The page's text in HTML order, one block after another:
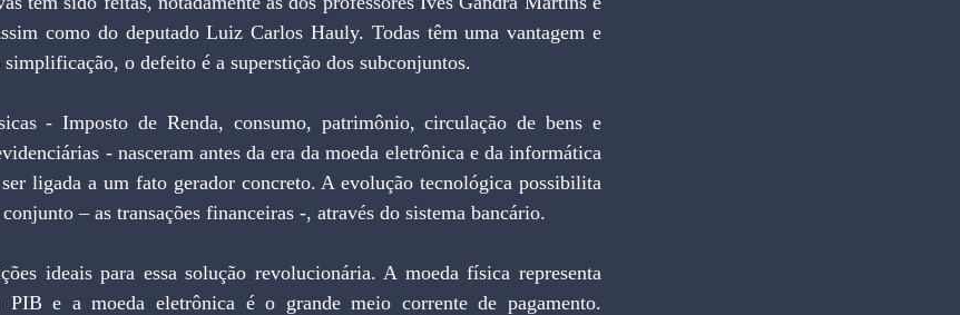
como do deputado Luiz Carlos Hauly. Todas têm uma vantagem e
o defeito é a superstição dos subconjuntos.
- Imposto de Renda, consumo, patrimônio, circulação de bens e
- nasceram antes da era da moeda eletrônica e da informática
ligada a um fato gerador concreto. A evolução tecnológica possibilita
– as transações financeiras -, através do sistema bancário.
ideais para essa solução revolucionária. A moeda física representa
PIB e a moeda eletrônica é o grande meio corrente de pagamento.